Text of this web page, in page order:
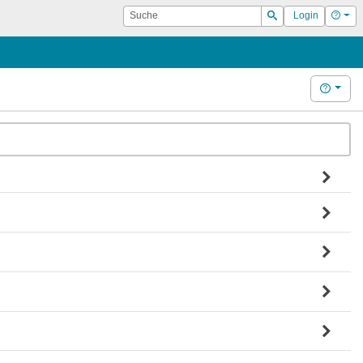
Suche
Suchen
Login Hilfe
Hilfe